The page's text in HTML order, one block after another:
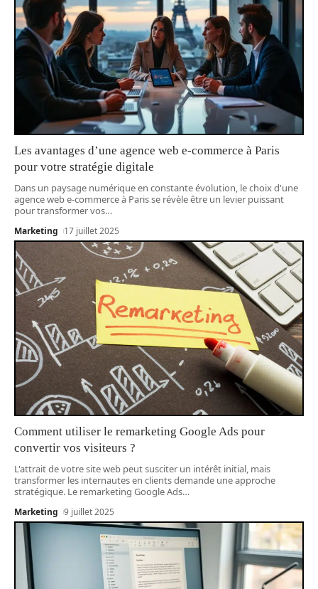
Les avantages d’une agence web e-commerce à Paris
pour votre stratégie digitale
Dans un paysage numérique en constante évolution, le choix d'une
agence web e-commerce à Paris se révèle être un levier puissant
pour transformer vos…
Marketing 17 juillet 2025
Comment utiliser le remarketing Google Ads pour
convertir vos visiteurs ?
L'attrait de votre site web peut susciter un intérêt initial, mais
transformer les internautes en clients demande une approche
stratégique. Le remarketing Google Ads…
Marketing 9 juillet 2025